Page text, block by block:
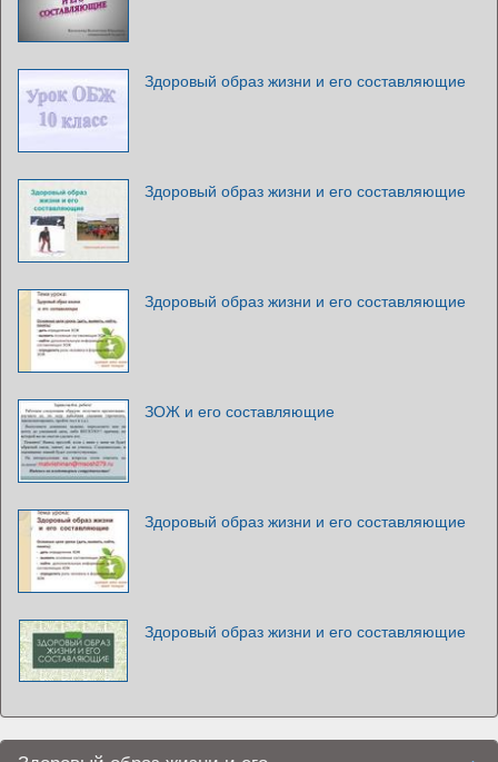
Здоровый образ жизни и его составляющие
Здоровый образ жизни и его составляющие
Здоровый образ жизни и его составляющие
ЗОЖ и его составляющие
Здоровый образ жизни и его составляющие
Здоровый образ жизни и его составляющие